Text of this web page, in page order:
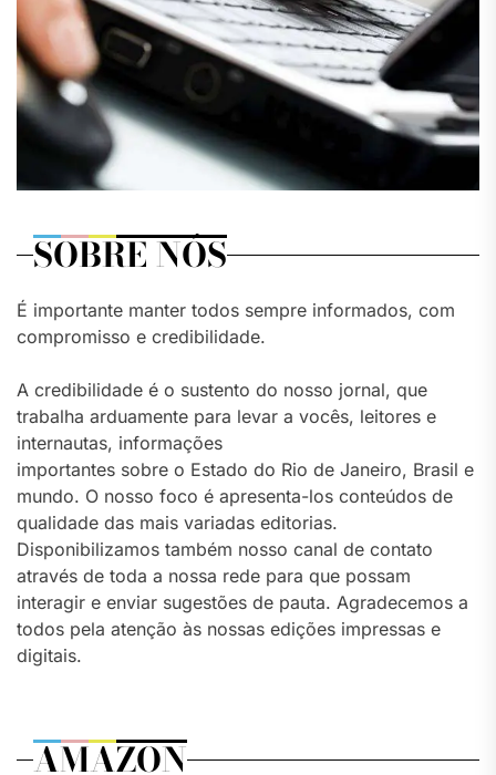
SOBRE NÓS
É importante manter todos sempre informados, com
compromisso e credibilidade.
A credibilidade é o sustento do nosso jornal, que
trabalha arduamente para levar a vocês, leitores e
internautas, informações
importantes sobre o Estado do Rio de Janeiro, Brasil e
mundo. O nosso foco é apresenta-los conteúdos de
qualidade das mais variadas editorias.
Disponibilizamos também nosso canal de contato
através de toda a nossa rede para que possam
interagir e enviar sugestões de pauta. Agradecemos a
todos pela atenção às nossas edições impressas e
digitais.
AMAZON